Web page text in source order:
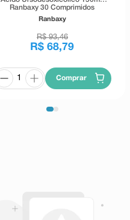
Ranbaxy 30 Comprimidos
Ranbaxy
R$ 93,46
R$ 68,79
Comprar